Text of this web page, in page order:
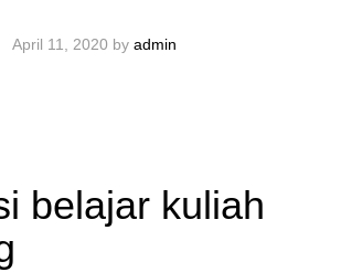
April 11, 2020 by admin
belajar kuliah